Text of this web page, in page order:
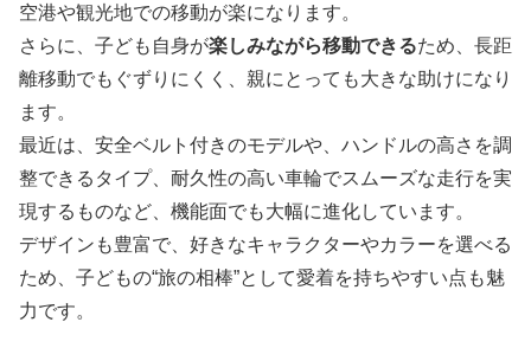
空港や観光地での移動が楽になります。
さらに、子ども自身が楽しみながら移動できるため、長距
離移動でもぐずりにくく、親にとっても大きな助けになり
ます。
最近は、安全ベルト付きのモデルや、ハンドルの高さを調
整できるタイプ、耐久性の高い車輪でスムーズな走行を実
現するものなど、機能面でも大幅に進化しています。
デザインも豊富で、好きなキャラクターやカラーを選べる
ため、子どもの“旅の相棒”として愛着を持ちやすい点も魅
力です。